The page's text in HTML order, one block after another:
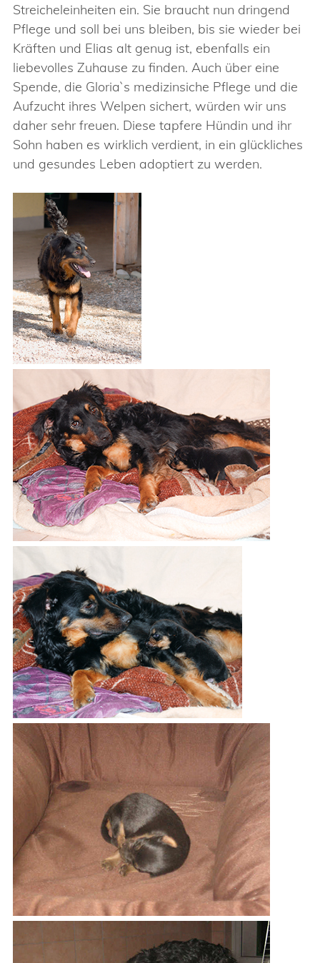
Streicheleinheiten ein. Sie braucht nun dringend
Pflege und soll bei uns bleiben, bis sie wieder bei
Kräften und Elias alt genug ist, ebenfalls ein
liebevolles Zuhause zu finden. Auch über eine
Spende, die Gloria`s medizinsiche Pflege und die
Aufzucht ihres Welpen sichert, würden wir uns
daher sehr freuen. Diese tapfere Hündin und ihr
Sohn haben es wirklich verdient, in ein glückliches
und gesundes Leben adoptiert zu werden.